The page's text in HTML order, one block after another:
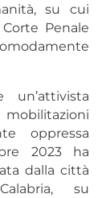
su cui
Penale
oppressa
2023 ha
dalla città
su